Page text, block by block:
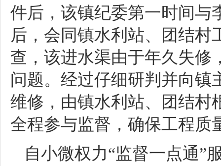
件后，该镇纪委第一时间与
后，会同镇水利站、团结村
查，该进水渠由于年久失修
问题。经过仔细研判并向镇
维修，由镇水利站、团结村
全程参与监督，确保工程质
自小微权力“监督一点通”